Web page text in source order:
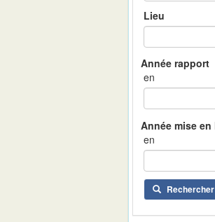
Lieu
en
en
Rechercher